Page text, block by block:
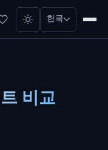
한국
비교